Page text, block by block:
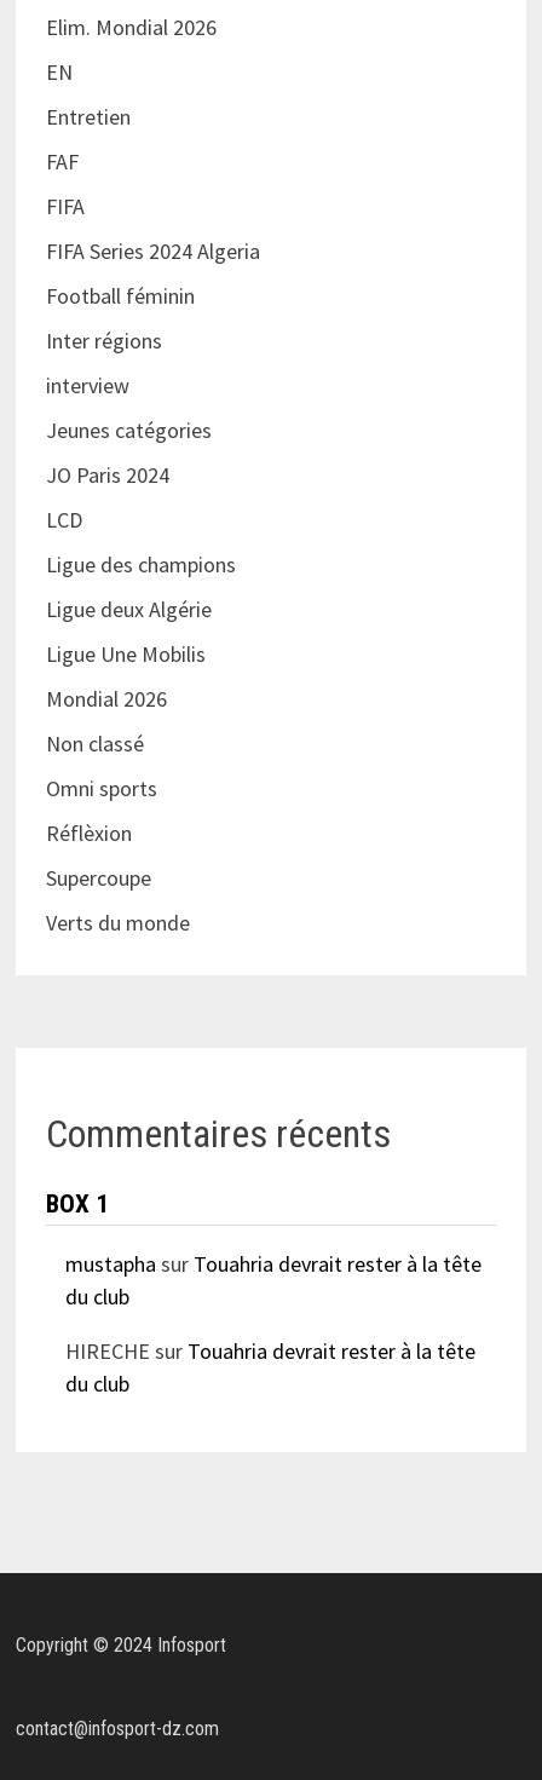
Elim. Mondial 2026
EN
Entretien
FAF
FIFA
FIFA Series 2024 Algeria
Football féminin
Inter régions
interview
Jeunes catégories
JO Paris 2024
LCD
Ligue des champions
Ligue deux Algérie
Ligue Une Mobilis
Mondial 2026
Non classé
Omni sports
Réflèxion
Supercoupe
Verts du monde
Commentaires récents
BOX 1
mustapha sur Touahria devrait rester à la tête
du club
HIRECHE sur Touahria devrait rester à la tête
du club
Copyright © 2024 Infosport
contact@infosport-dz.com